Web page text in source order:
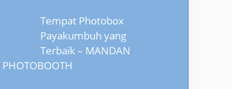
Tempat Photobox
Payakumbuh yang
Terbaik – MANDAN
PHOTOBOOTH